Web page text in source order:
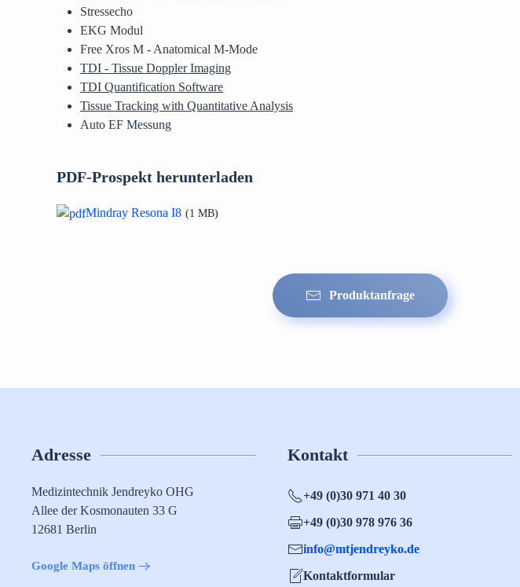
Stressecho
EKG Modul
Free Xros M - Anatomical M-Mode
TDI - Tissue Doppler Imaging
TDI Quantification Software
Tissue Tracking with Quantitative Analysis
Auto EF Messung
PDF-Prospekt herunterladen
Mindray Resona I8 1 MB
Produktanfrage
Adresse
Medizintechnik Jendreyko OHG
Allee der Kosmonauten 33 G
12681 Berlin
Google Maps öffnen
Kontakt
+49 (0)30 971 40 30
+49 (0)30 978 976 36
info@mtjendreyko.de
Kontaktformular